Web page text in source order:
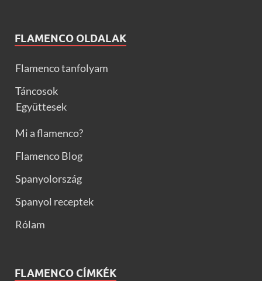
FLAMENCO OLDALAK
Flamenco tanfolyam
Táncosok
Együttesek
Mi a flamenco?
Flamenco Blog
Spanyolország
Spanyol receptek
Rólam
FLAMENCO CÍMKÉK